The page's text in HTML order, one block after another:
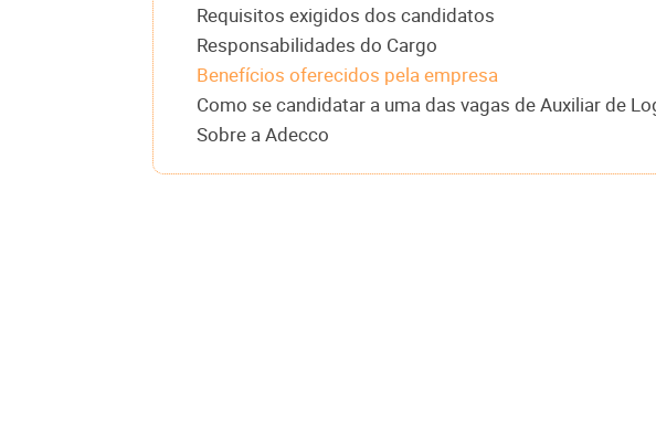
Requisitos exigidos dos candidatos
Responsabilidades do Cargo
Benefícios oferecidos pela empresa
Como se candidatar a uma das vagas de Auxiliar de
Sobre a Adecco